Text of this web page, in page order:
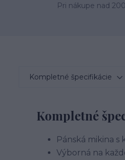
Pri nákupe nad
Kompletné špecifikácie
Kompletné
Pánská mikina
Výborná na